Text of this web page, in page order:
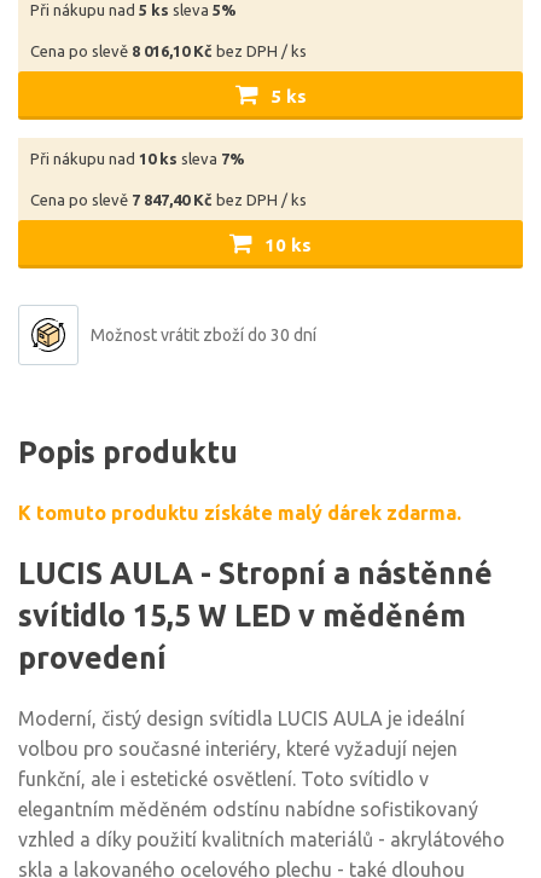
Při nákupu nad 5 ks sleva 5%
Cena po slevě 8 016,10 Kč bez DPH / ks
5 ks
Při nákupu nad 10 ks sleva 7%
Cena po slevě 7 847,40 Kč bez DPH / ks
10 ks
Možnost vrátit zboží do 30 dní
Popis produktu
K tomuto produktu získáte malý dárek zdarma.
LUCIS AULA - Stropní a nástěnné
svítidlo 15,5 W LED v měděném
provedení
Moderní, čistý design svítidla LUCIS AULA je ideální
volbou pro současné interiéry, které vyžadují nejen
funkční, ale i estetické osvětlení. Toto svítidlo v
elegantním měděném odstínu nabídne sofistikovaný
vzhled a díky použití kvalitních materiálů - akrylátového
skla a lakovaného ocelového plechu - také dlouhou